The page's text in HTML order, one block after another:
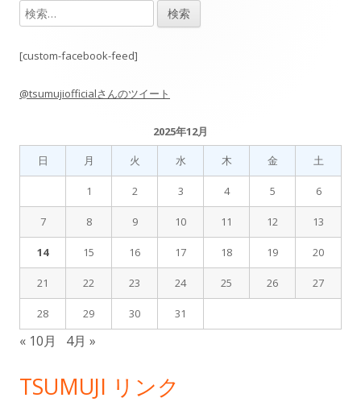
メ
イ
ン
イ
ー
検
索:
[custom-facebook-feed]
@tsumujiofficialさんのツイート
2025年12月
日
月 火 水 木 金 土
1 2 3 4 5 6
7 8 9 10 11 12 13
14 15 16 17 18 19 20
21 22 23 24 25 26 27
28 29 30 31
« 10月 4月 »
TSUMUJI リンク